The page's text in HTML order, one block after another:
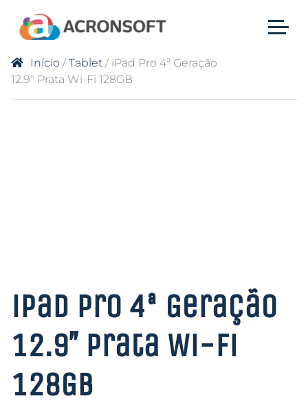
Início /Tablet / iPad Pro 4ª Geração
12.9″ Prata Wi-Fi 128GB
iPad Pro 4ª Geração
12.9″ Prata Wi-Fi
128GB